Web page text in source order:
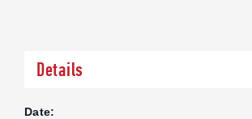
Details
Date: